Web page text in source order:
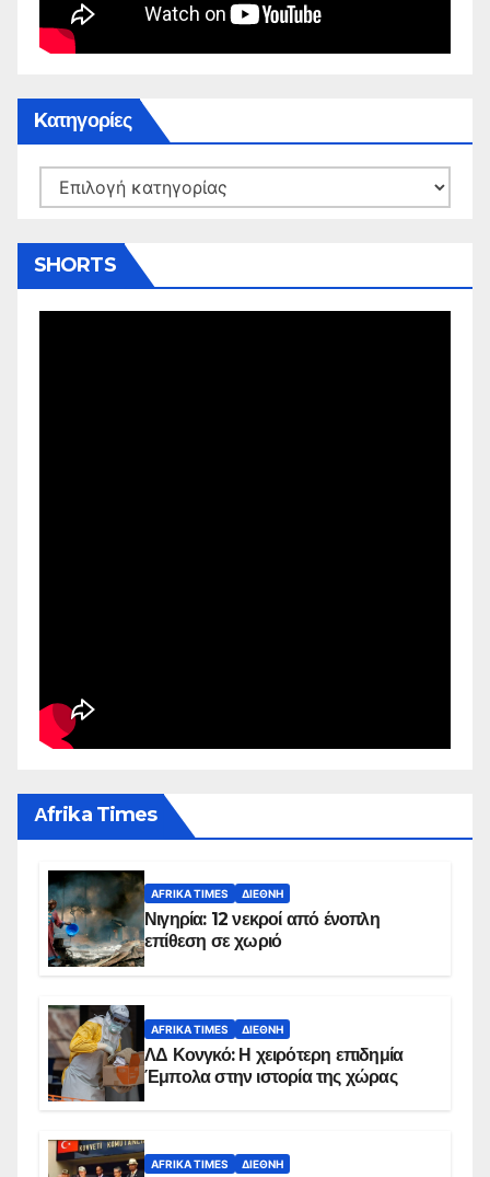
Kατηγορίες
Kατηγορίες
SHORTS
Αfrika Times
AFRIKA TIMES ΔΙΕΘΝΉ
Νιγηρία: 12 νεκροί από ένοπλη
επίθεση σε χωριό
AFRIKA TIMES ΔΙΕΘΝΉ
ΛΔ Κονγκό: Η χειρότερη επιδημία
Έμπολα στην ιστορία της χώρας
AFRIKA TIMES ΔΙΕΘΝΉ